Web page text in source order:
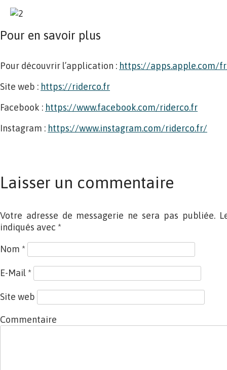
Pour en savoir plus
Pour découvrir l’application : https://apps.apple.com/
Site web : https://riderco.fr
Facebook : https://www.facebook.com/riderco.fr
Instagram : https://www.instagram.com/riderco.fr/
Laisser un commentaire
Votre adresse de messagerie ne sera pas publiée.
indiqués avec *
Nom *
E-Mail *
Site web
Commentaire